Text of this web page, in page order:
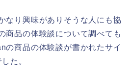
なり興味がありそうな人にも協
商品の体験談について調べても
の商品の体験談が書かれたサイ
た。